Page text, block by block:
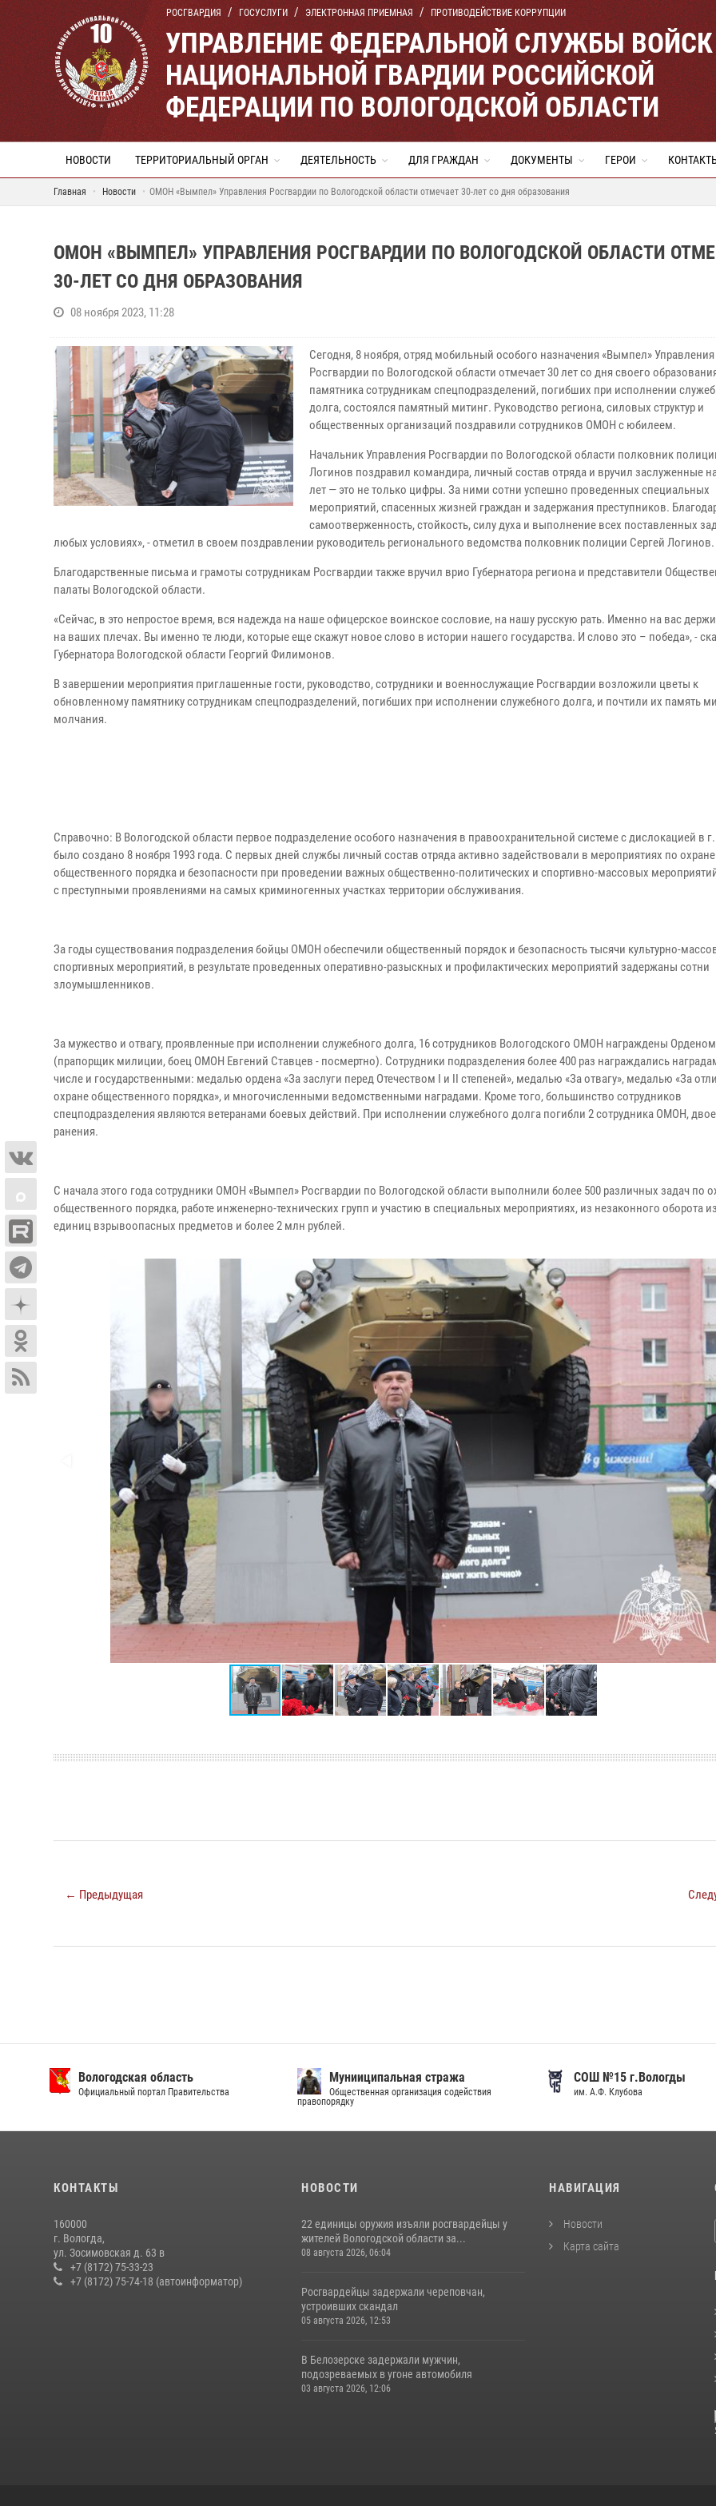
РОСГВАРДИЯ ГОСУСЛУГИ ЭЛЕКТРОННАЯ ПРИЕМНАЯ ПРОТИВОДЕЙСТВИЕ КОРРУПЦИИ
УПРАВЛЕНИЕ ФЕДЕРАЛЬНОЙ СЛУЖБЫ ВОЙСК
НАЦИОНАЛЬНОЙ ГВАРДИИ РОССИЙСКОЙ
ФЕДЕРАЦИИ ПО ВОЛОГОДСКОЙ ОБЛАСТИ
НОВОСТИ ТЕРРИТОРИАЛЬНЫЙ ОРГАН ДЕЯТЕЛЬНОСТЬ ДЛЯ ГРАЖДАН ДОКУМЕНТЫ ГЕРОИ
Главная Новости ОМОН «Вымпел» Управления Росгвардии по Вологодской области отмечает 30-лет со дня образования
ОМОН «ВЫМПЕЛ» УПРАВЛЕНИЯ РОСГВАРДИИ ПО ВОЛОГОДСКОЙ ОБЛАСТИ
30-ЛЕТ СО ДНЯ ОБРАЗОВАНИЯ
08 ноября 2023, 11:28
Сегодня, 8 ноября, отряд мобильный особого назначения «Вымпел» Управления
Росгвардии по Вологодской области отмечает 30 лет со дня своего
памятника сотрудникам спецподразделений, погибших при исполнении
долга, состоялся памятный митинг. Руководство региона, силовых структур и
общественных организаций поздравили сотрудников ОМОН с юбилеем.
Начальник Управления Росгвардии по Вологодской области полковник
Логинов поздравил командира, личный состав отряда и вручил заслуженные
лет — это не только цифры. За ними сотни успешно проведенных специальных
мероприятий, спасенных жизней граждан и задержания преступников.
самоотверженность, стойкость, силу духа и выполнение всех поставленных
любых условиях», - отметил в своем поздравлении руководитель регионального ведомства полковник полиции Сергей Логинов.
Благодарственные письма и грамоты сотрудникам Росгвардии также вручил врио Губернатора региона и представители
палаты Вологодской области.
«Сейчас, в это непростое время, вся надежда на наше офицерское воинское сословие, на нашу русскую рать. Именно на вас
на ваших плечах. Вы именно те люди, которые еще скажут новое слово в истории нашего государства. И слово это – победа», -
Губернатора Вологодской области Георгий Филимонов.
В завершении мероприятия приглашенные гости, руководство, сотрудники и военнослужащие Росгвардии возложили цветы к
обновленному памятнику сотрудникам спецподразделений, погибших при исполнении служебного долга, и почтили их память
молчания.
Справочно: В Вологодской области первое подразделение особого назначения в правоохранительной системе с дислокацией в
было создано 8 ноября 1993 года. С первых дней службы личный состав отряда активно задействовали в мероприятиях по охране
общественного порядка и безопасности при проведении важных общественно-политических и спортивно-массовых
с преступными проявлениями на самых криминогенных участках территории обслуживания.
За годы существования подразделения бойцы ОМОН обеспечили общественный порядок и безопасность тысячи культурно-
спортивных мероприятий, в результате проведенных оперативно-разыскных и профилактических мероприятий задержаны сотни
злоумышленников.
За мужество и отвагу, проявленные при исполнении служебного долга, 16 сотрудников Вологодского ОМОН награждены
(прапорщик милиции, боец ОМОН Евгений Ставцев - посмертно). Сотрудники подразделения более 400 раз награждались
числе и государственными: медалью ордена «За заслуги перед Отечеством I и II степеней», медалью «За отвагу», медалью «За
охране общественного порядка», и многочисленными ведомственными наградами. Кроме того, большинство сотрудников
спецподразделения являются ветеранами боевых действий. При исполнении служебного долга погибли 2 сотрудника ОМОН,
ранения.
С начала этого года сотрудники ОМОН «Вымпел» Росгвардии по Вологодской области выполнили более 500 различных задач по
общественного порядка, работе инженерно-технических групп и участию в специальных мероприятиях, из незаконного оборота
единиц взрывоопасных предметов и более 2 млн рублей.
← Предыдущая
Вологодская область
Официальный портал Правительства
Мунииципальная стража
Общественная организация содействия
правопорядку
СОШ №15 г.Вологды
им. А.Ф. Клубова
КОНТАКТЫ
160000
г. Вологда,
ул. Зосимовская д. 63 в
+7 (8172) 75-33-23
+7 (8172) 75-74-18 (автоинформатор)
НОВОСТИ
22 единицы оружия изъяли росгвардейцы у
жителей Вологодской области за...
08 августа 2026, 06:04
Росгвардейцы задержали череповчан,
устроивших скандал
05 августа 2026, 12:53
В Белозерске задержали мужчин,
подозреваемых в угоне автомобиля
03 августа 2026, 12:06
НАВИГАЦИЯ
Новости
Карта сайта